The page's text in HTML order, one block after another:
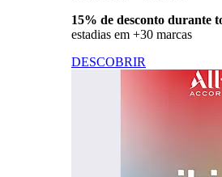
15% de desconto durante
estadias em +30 marcas
DESCOBRIR